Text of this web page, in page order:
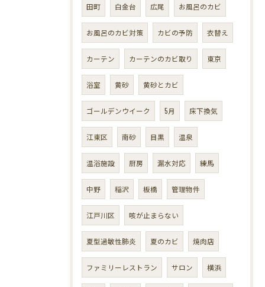
田町 白金台 広尾 お風呂のカビ
お風呂のカビ対策 カビの予防 衣替え
カーテン カーテンのカビ取り 東京
浴室 黄砂 黄砂とカビ
ゴールデンウイーク 5月 床下換気
江東区 南砂 目黒 温泉
温浴施設 厨房 漏水対応 練馬
中野 稲沢 板橋 管理物件
江戸川区 咳が止まらない
夏型過敏性肺炎 夏のカビ 焼肉店
ファミリーレストラン サロン 横浜